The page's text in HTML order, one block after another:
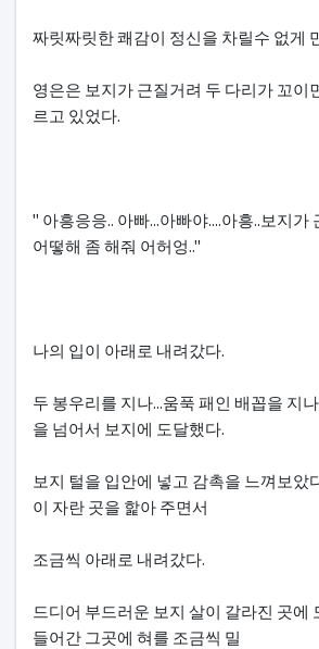
짜릿짜릿한 쾌감이 정신을 차릴수 없게
영은은 보지가 근질거려 두 다리가 꼬이
르고 있었다.
" 아흥응응.. 아빠...아빠야....아흥..보지가
어떻해 좀 해줘 어허엉.."
나의 입이 아래로 내려갔다.
두 봉우리를 지나...움푹 패인 배꼽을 지
을 넘어서 보지에 도달했다.
보지 털을 입안에 넣고 감촉을 느껴보았
이 자란 곳을 핥아 주면서
조금씩 아래로 내려갔다.
드디어 부드러운 보지 살이 갈라진 곳에
들어간 그곳에 혀를 조금씩 밀